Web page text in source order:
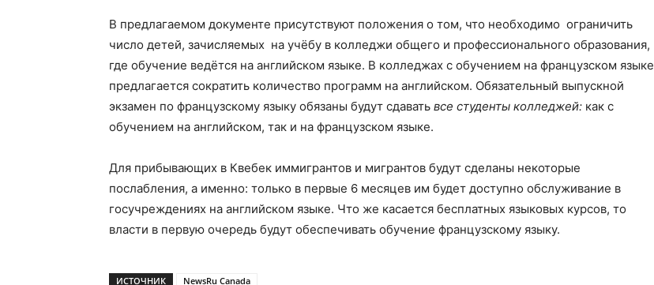
В предлагаемом документе присутствуют положения о том, что необходимо ограничить
число детей, зачисляемых на учёбу в колледжи общего и профессионального образования,
где обучение ведётся на английском языке. В колледжах с обучением на французском языке
предлагается сократить количество программ на английском. Обязательный выпускной
экзамен по французскому языку обязаны будут сдавать все студенты колледжей: как с
обучением на английском, так и на французском языке.
Для прибывающих в Квебек иммигрантов и мигрантов будут сделаны некоторые
послабления, а именно: только в первые 6 месяцев им будет доступно обслуживание в
госучреждениях на английском языке. Что же касается бесплатных языковых курсов, то
власти в первую очередь будут обеспечивать обучение французскому языку.
ИСТОЧНИК NewsRu Canada